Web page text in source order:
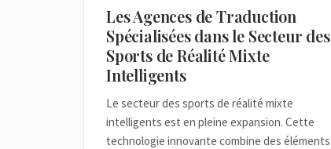
Les Agences de Traduction
Spécialisées dans le Secteur des
Sports de Réalité Mixte
Intelligents
Le secteur des sports de réalité mixte
intelligents est en pleine expansion. Cette
technologie innovante combine des éléments